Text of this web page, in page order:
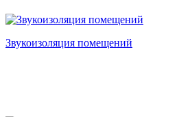
Звукоизоляция помещений